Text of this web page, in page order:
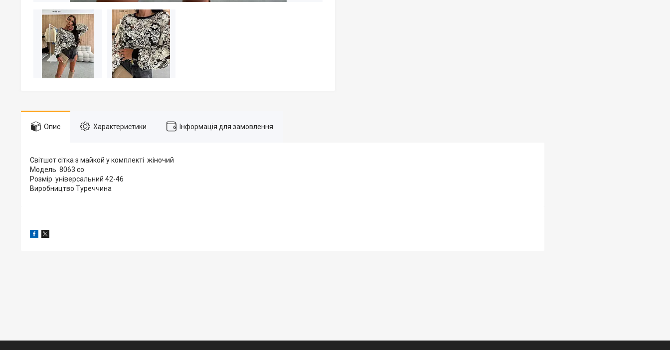
Опис Характеристики Інформація для замовлення
Світшот сітка з майкой у комплекті жіночий
Модель 8063 со
Розмір універсальний 42-46
Виробництво Туреччина